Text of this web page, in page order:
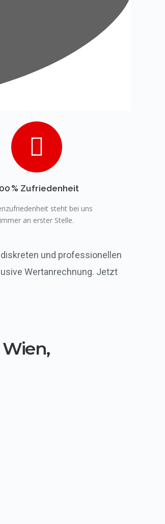
% Zufriedenheit
steht bei uns
immer an erster Stelle.
und professionellen
Wertanrechnung. Jetzt